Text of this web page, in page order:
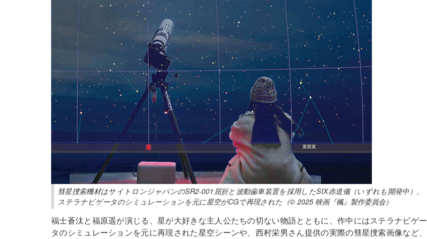
彗星捜索機材はサイトロンジャパンのSR2-001屈折と波動歯車装置を採用したSIX赤道儀（いずれも開発中）。
ステラナビゲータのシミュレーションを元に星空がCGで再現された（© 2025 映画『楓』製作委員会）
福士蒼汰と福原遥が演じる、星が大好きな主人公たちの切ない物語とともに、作中にはステラナビゲー
タのシミュレーションを元に再現された星空シーンや、西村栄男さん提供の実際の彗星捜索画像など、